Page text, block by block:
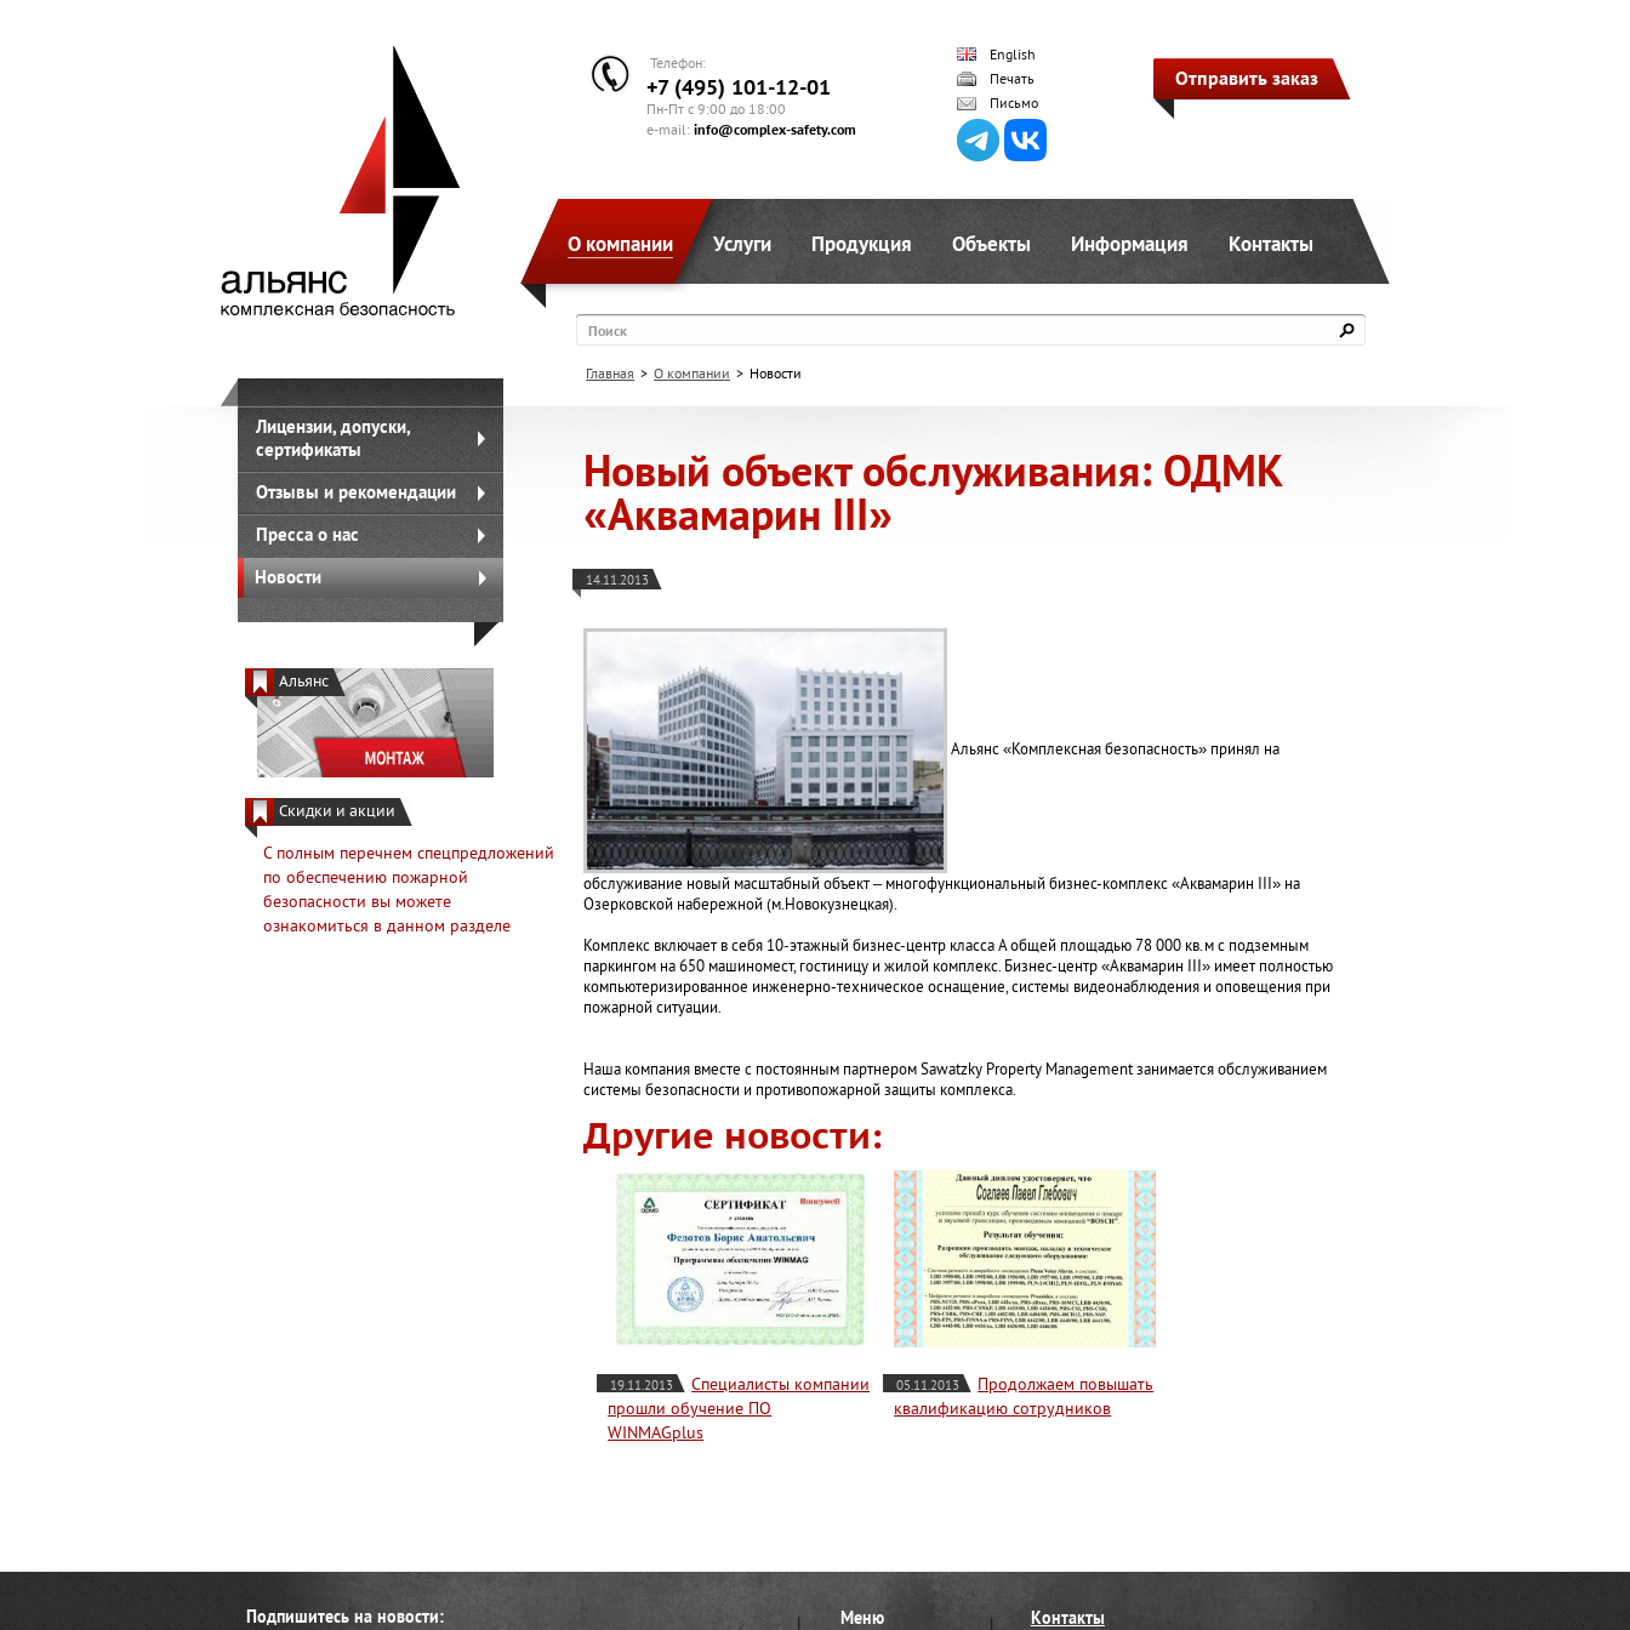
Телефон:
+7 (495) 101-12-01
Пн-Пт с 9:00 до 18:00
e-mail:info@complex-safety.com
English
Печать
Письмо
Отправить заказ
О компании Услуги Продукция Объекты Информация Контакты
Поиск
Лицензии, допуски,
сертификаты
Отзывы и рекомендации
Пресса о нас
Новости
Альянс
Скидки и акции
С полным перечнем спецпредложений
по обеспечению пожарной
безопасности вы можете
ознакомиться в данном разделе
Главная > О компании > Новости
Новый объект обслуживания: ОДМК
«Аквамарин III»
14.11.2013
Альянс «Комплексная безопасность» принял на
обслуживание новый масштабный объект – многофункциональный бизнес-комплекс «Аквамарин III» на
Озерковской набережной (м.Новокузнецкая).
Комплекс включает в себя 10-этажный бизнес-центр класса А общей площадью 78 000 кв.м с подземным
паркингом на 650 машиномест, гостиницу и жилой комплекс. Бизнес-центр «Аквамарин III» имеет полностью
компьютеризированное инженерно-техническое оснащение, системы видеонаблюдения и оповещения при
пожарной ситуации.
Наша компания вместе с постоянным партнером Sawatzky Property Management занимается обслуживанием
системы безопасности и противопожарной защиты комплекса.
Другие новости:
19.11.2013
Специалисты компании
прошли обучение ПО
WINMAGplus
05.11.2013
Продолжаем повышать
квалификацию сотрудников
Подпишитесь на новости: Меню Контакты